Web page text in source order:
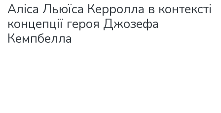
Аліса Льюїса Керролла в контексті
концепції героя Джозефа
Кемпбелла